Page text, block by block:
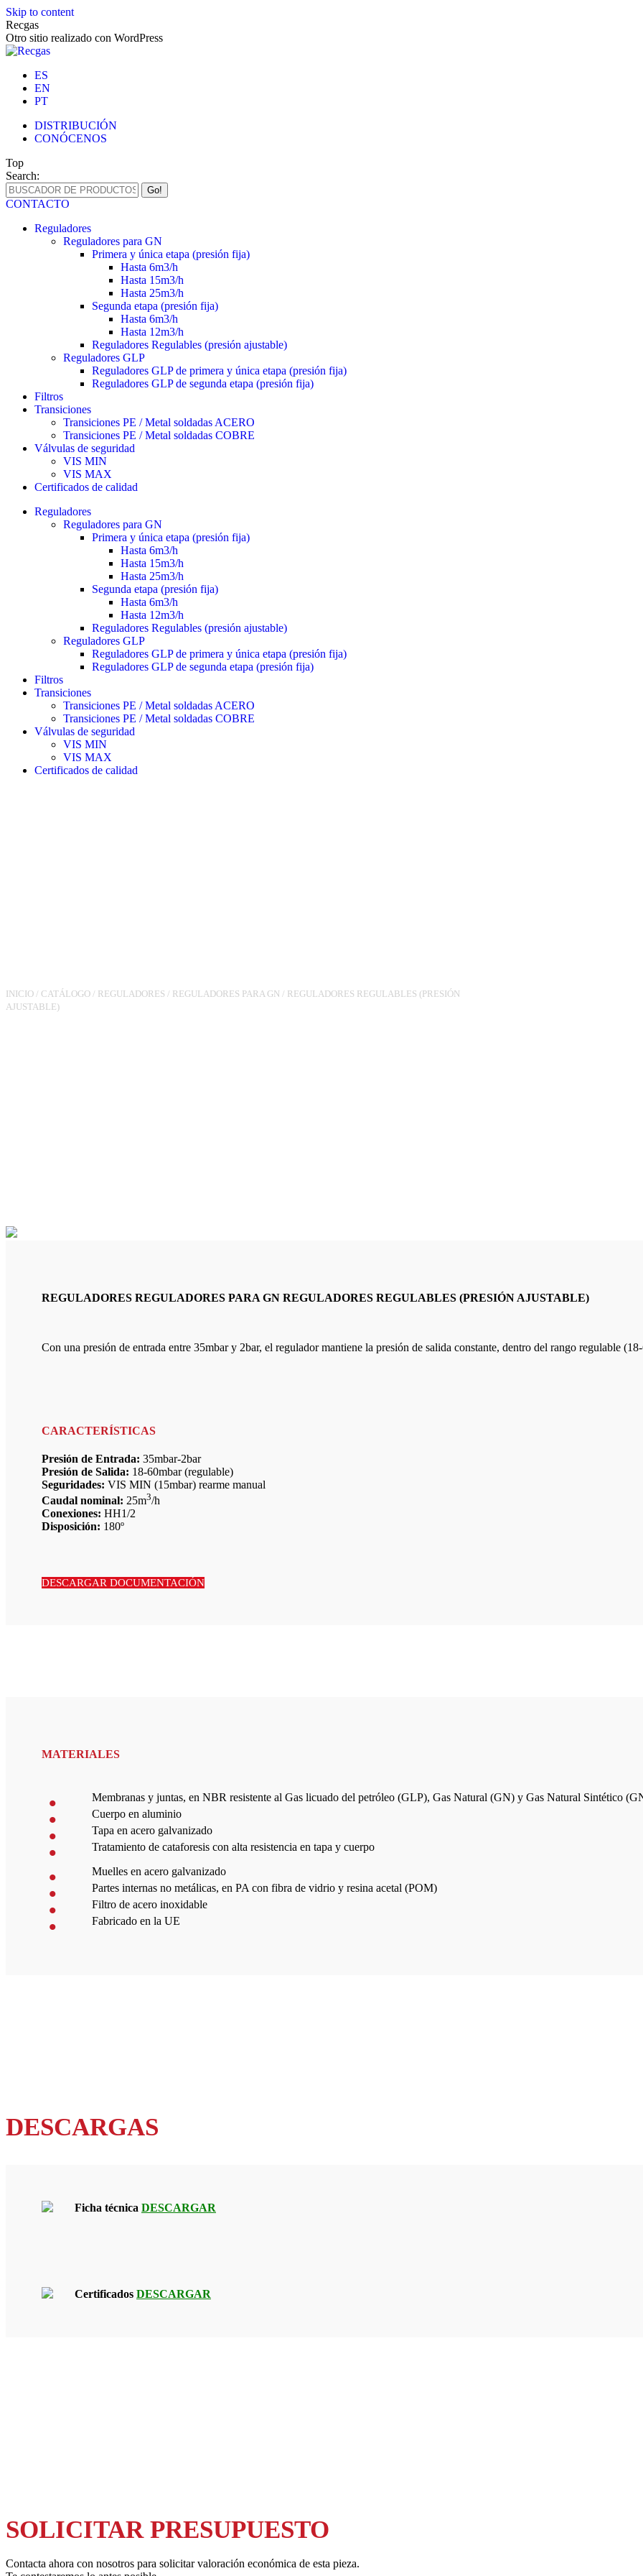
Skip to content
Recgas
Otro sitio realizado con WordPress
ES
EN
PT
DISTRIBUCIÓN
CONÓCENOS
Top
Search:
CONTACTO
Reguladores
Reguladores para GN
Primera y única etapa (presión fija)
Hasta 6m3/h
Hasta 15m3/h
Hasta 25m3/h
Segunda etapa (presión fija)
Hasta 6m3/h
Hasta 12m3/h
Reguladores Regulables (presión ajustable)
Reguladores GLP
Reguladores GLP de primera y única etapa (presión fija)
Reguladores GLP de segunda etapa (presión fija)
Filtros
Transiciones
Transiciones PE / Metal soldadas ACERO
Transiciones PE / Metal soldadas COBRE
Válvulas de seguridad
VIS MIN
VIS MAX
Certificados de calidad
Reguladores
Reguladores para GN
Primera y única etapa (presión fija)
Hasta 6m3/h
Hasta 15m3/h
Hasta 25m3/h
Segunda etapa (presión fija)
Hasta 6m3/h
Hasta 12m3/h
Reguladores Regulables (presión ajustable)
Reguladores GLP
Reguladores GLP de primera y única etapa (presión fija)
Reguladores GLP de segunda etapa (presión fija)
Filtros
Transiciones
Transiciones PE / Metal soldadas ACERO
Transiciones PE / Metal soldadas COBRE
Válvulas de seguridad
VIS MIN
VIS MAX
Certificados de calidad
INICIO / CATÁLOGO / REGULADORES / REGULADORES PARA GN / REGULADORES REGULABLES (PRESIÓN
AJUSTABLE)
REGULADORES REGULADORES PARA GN REGULADORES REGULABLES (PRESIÓN AJUSTABLE)
Con una presión de entrada entre 35mbar y 2bar, el regulador mantiene la presión de salida constante, dentro del rango regulable
CARACTERÍSTICAS
Presión de Entrada: 35mbar-2bar
Presión de Salida: 18-60mbar (regulable)
Seguridades: VIS MIN (15mbar) rearme manual
Caudal nominal: 25m3/h
Conexiones: HH1/2
Disposición: 180º
DESCARGAR DOCUMENTACIÓN
MATERIALES
Membranas y juntas, en NBR resistente al Gas licuado del petróleo (GLP), Gas Natural (GN) y Gas Natural Sintético
Cuerpo en aluminio
Tapa en acero galvanizado
Tratamiento de cataforesis con alta resistencia en tapa y cuerpo
Muelles en acero galvanizado
Partes internas no metálicas, en PA con fibra de vidrio y resina acetal (POM)
Filtro de acero inoxidable
Fabricado en la UE
DESCARGAS
Ficha técnica DESCARGAR
Certificados DESCARGAR
SOLICITAR PRESUPUESTO
Contacta ahora con nosotros para solicitar valoración económica de esta pieza.